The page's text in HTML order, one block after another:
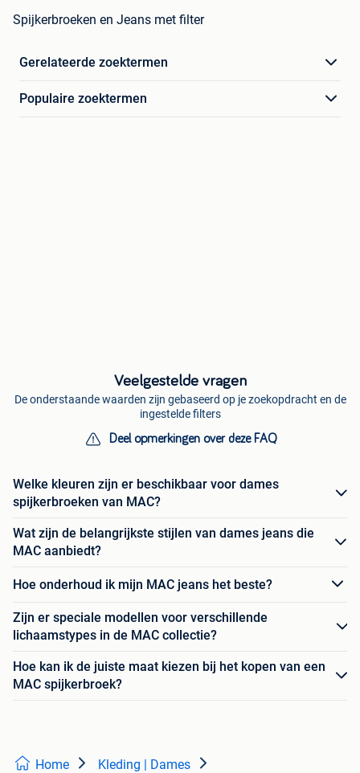
Spijkerbroeken en Jeans met filter
Gerelateerde zoektermen
Populaire zoektermen
Veelgestelde vragen
De onderstaande waarden zijn gebaseerd op je zoekopdracht en de
ingestelde filters
Deel opmerkingen over deze FAQ
Welke kleuren zijn er beschikbaar voor dames
spijkerbroeken van MAC?
Wat zijn de belangrijkste stijlen van dames jeans die
MAC aanbiedt?
Hoe onderhoud ik mijn MAC jeans het beste?
Zijn er speciale modellen voor verschillende
lichaamstypes in de MAC collectie?
Hoe kan ik de juiste maat kiezen bij het kopen van een
MAC spijkerbroek?
Home Kleding | Dames